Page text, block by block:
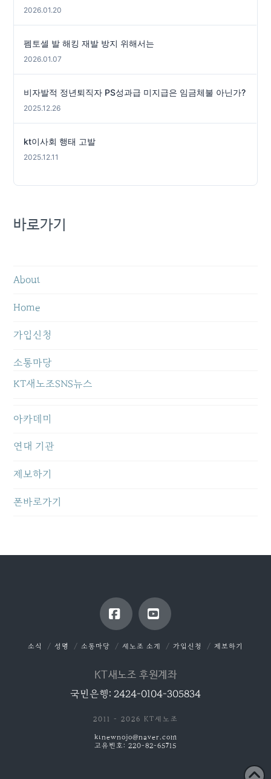
2026.01.20
펨토셀 발 해킹 재발 방지 위해서는
2026.01.07
비자발적 정년퇴직자 PS성과급 미지급은 임금체불 아닌가?
2025.12.26
kt이사회 행태 고발
2025.12.11
바로가기
About
Home
가입신청
소통마당
KT새노조SNS뉴스
아카데미
연대 기관
제보하기
폰바로가기
FacebookYouTube
소식 성명 소통마당 새노조 소개 가입신청 제보하기
KT새노조 후원계좌
국민은행: 2424-0104-305834
2011 - 2026 KT새노조
ktnewnojo@naver.com
고유번호: 220-82-65715